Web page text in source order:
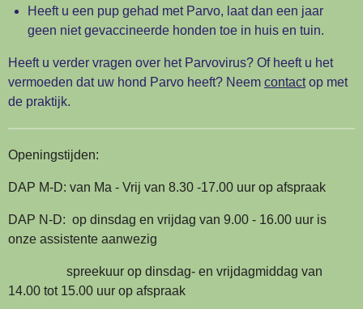
Heeft u een pup gehad met Parvo, laat dan een jaar
geen niet gevaccineerde honden toe in huis en tuin.
Heeft u verder vragen over het Parvovirus? Of heeft u het
vermoeden dat uw hond Parvo heeft? Neem contactop met
de praktijk.
Openingstijden:
DAP M-D: van Ma - Vrij van 8.30 -17.00 uur op afspraak
DAP N-D: op dinsdag en vrijdag van 9.00 - 16.00 uur is
onze assistente aanwezig
spreekuur op dinsdag- en vrijdagmiddag van
14.00 tot 15.00 uur op afspraak